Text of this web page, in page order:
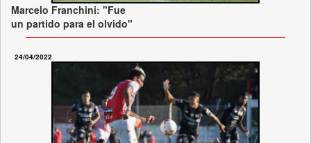
Marcelo Franchini: "Fue
un partido para el olvido"
24/04/2022